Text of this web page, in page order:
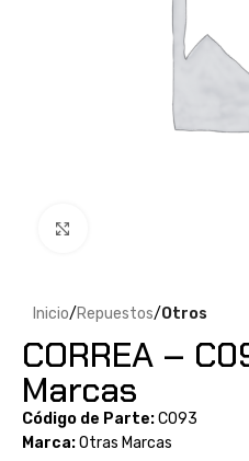
Inicio Repuestos Otros
CORREA –
Marcas
Código de Parte:C093
Marca:Otras Marcas